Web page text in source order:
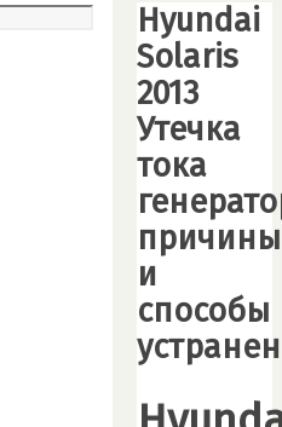
Hyundai
Solaris
2013
Утечка
тока
причины
и
способы